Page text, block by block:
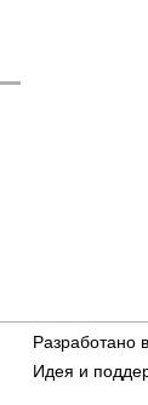
Разработано
Идея и